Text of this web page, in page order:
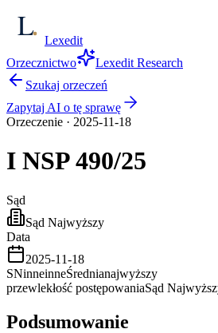
Lexedit
Orzecznictwo
Lexedit Research
Szukaj orzeczeń
Zapytaj AI o tę sprawę
Orzeczenie · 2025-11-18
I NSP 490/25
Sąd
Sąd Najwyższy
Data
2025-11-18
SNinneinneŚrednianajwyższy
przewlekłość postępowaniaSąd
Podsumowanie